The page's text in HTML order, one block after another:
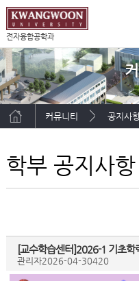
전자융합공학과
커뮤니티 공지사
학부 공지사항
[교수학습센터]2026-1 기초학
관리자2026-04-30420